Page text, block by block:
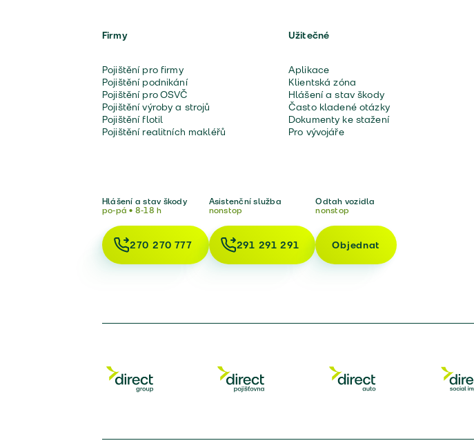
Firmy
Pojištění pro firmy
Pojištění podnikání
Pojištění pro OSVČ
Pojištění výroby a strojů
Pojištění flotil
Pojištění realitních makléřů
Užitečné
Aplikace
Klientská zóna
Hlášení a stav škody
Často kladené otázky
Dokumenty ke stažení
Pro vývojáře
Hlášení a stav škody
po-pá • 8-18 h
270 270 777
Asistenční služba
nonstop
291 291 291
Odtah vozidla
nonstop
Objednat